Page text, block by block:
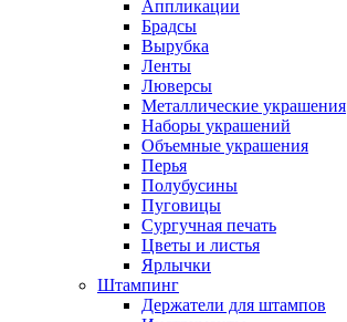
Аппликации
Брадсы
Вырубка
Ленты
Люверсы
Металлические украшения
Наборы украшений
Объемные украшения
Перья
Полубусины
Пуговицы
Сургучная печать
Цветы и листья
Ярлычки
Штампинг
Держатели для штампов